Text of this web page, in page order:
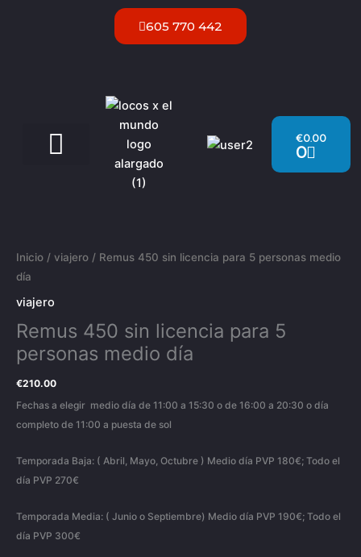
605 770 442
€0.00
0
Carrito
Inicio / viajero / Remus 450 sin licencia para 5 personas medio
día
viajero
Remus 450 sin licencia para 5
personas medio día
€210.00
Fechas a elegir medio día de 11:00 a 15:30 o de 16:00 a 20:30 o día
completo de 11:00 a puesta de sol
Temporada Baja: ( Abril, Mayo, Octubre ) Medio día PVP 180€; Todo el
día PVP 270€
Temporada Media: ( Junio o Septiembre) Medio día PVP 190€; Todo el
día PVP 300€
sin
licencia
5
personas
medio
día
cantidad